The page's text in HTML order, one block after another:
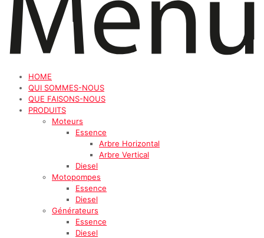
HOME
QUI SOMMES-NOUS
QUE FAISONS-NOUS
PRODUITS
Moteurs
Essence
Arbre Horizontal
Arbre Vertical
Diesel
Motopompes
Essence
Diesel
Générateurs
Essence
Diesel